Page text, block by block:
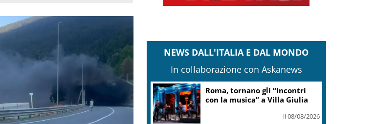
NEWS DALL'ITALIA E DAL MONDO
In collaborazione con Askanews
Roma, tornano gli “Incontri
con la musica” a Villa Giulia
il 08/08/2026